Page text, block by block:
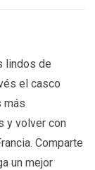
lindos de
el casco
más
y volver con
Comparte
un mejor